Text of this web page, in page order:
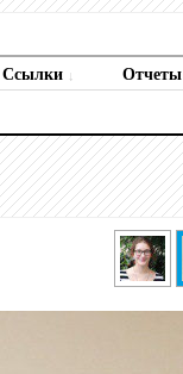
Ссылки ↓ Отчеты